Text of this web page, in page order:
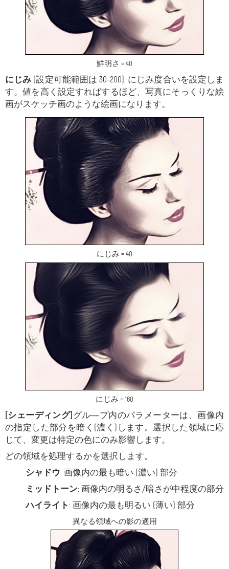
鮮明さ = 40
にじみ (設定可能範囲は 30-200): にじみ度合いを設定しま
す。値を高く設定すればするほど、写真にそっくりな絵
画がスケッチ画のような絵画になります。
にじみ = 40
にじみ = 160
[シェーディング] グル―プ内のパラメーターは、画像内
の指定した部分を暗く(濃く)します。選択した領域に応
じて、変更は特定の色にのみ影響します。
どの領域を処理するかを選択します。
シャドウ: 画像内の最も暗い (濃い) 部分
ミッドトーン: 画像内の明るさ/暗さが中程度の部分
ハイライト: 画像内の最も明るい (薄い) 部分
異なる領域への影の適用